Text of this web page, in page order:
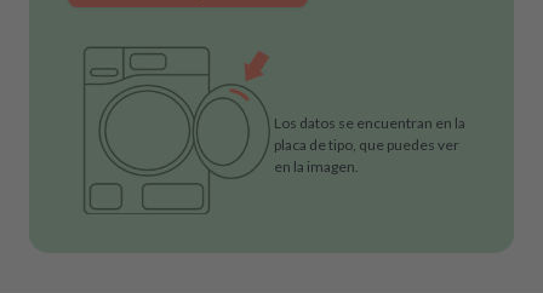
Los datos se encuentran en la
placa de tipo, que puedes ver
en la imagen.